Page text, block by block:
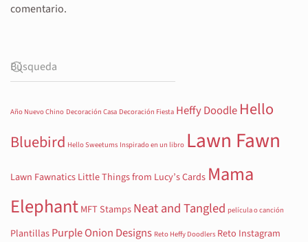
comentario.
Año Nuevo Chino Decoración Casa Decoración Fiesta Heffy Doodle Hello
Bluebird Hello Sweetums Inspirado en un libro Lawn Fawn
Lawn Fawnatics Little Things from Lucy’s Cards Mama
Elephant MFT Stamps Neat and Tangled película o canción
Plantillas Purple Onion Designs Reto Heffy Doodlers Reto Instagram